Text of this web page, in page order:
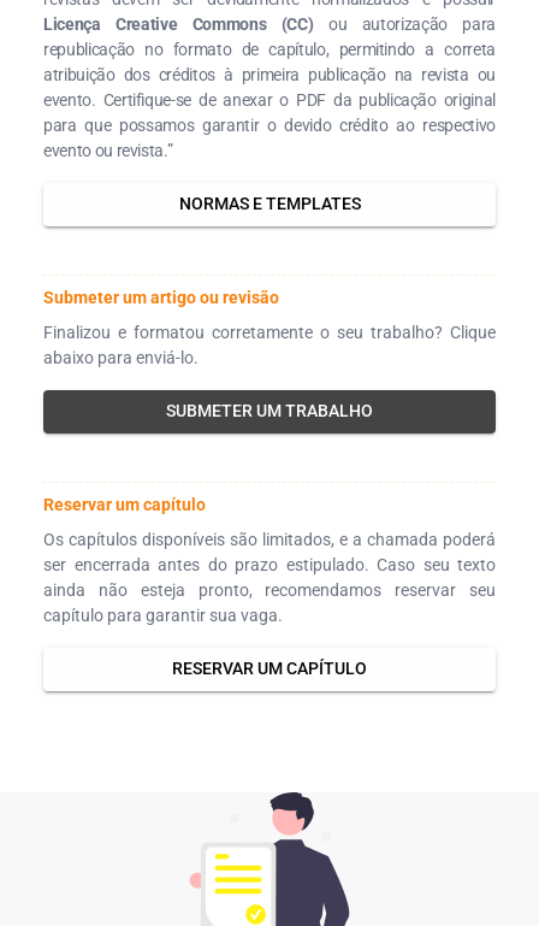
Licença Creative Commons (CC) ou autorização para
republicação no formato de capítulo, permitindo a correta
atribuição dos créditos à primeira publicação na revista ou
evento. Certifique-se de anexar o PDF da publicação original
para que possamos garantir o devido crédito ao respectivo
evento ou revista.”
NORMAS E TEMPLATES
Submeter um artigo ou revisão
Finalizou e formatou corretamente o seu trabalho? Clique
abaixo para enviá-lo.
SUBMETER UM TRABALHO
Reservar um capítulo
Os capítulos disponíveis são limitados, e a chamada poderá
ser encerrada antes do prazo estipulado. Caso seu texto
ainda não esteja pronto, recomendamos reservar seu
capítulo para garantir sua vaga.
RESERVAR UM CAPÍTULO